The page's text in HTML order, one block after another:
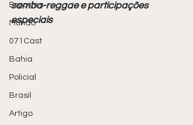
Esportes
Mundo
071Cast
Bahia
Policial
Brasil
Artigo
samba-reggae e participações
especiais